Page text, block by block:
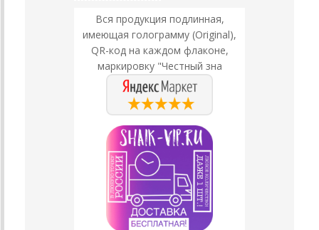
Вся продукция подлинная,
имеющая голограмму (Original),
QR-код на каждом флаконе,
маркировку "Честный зна